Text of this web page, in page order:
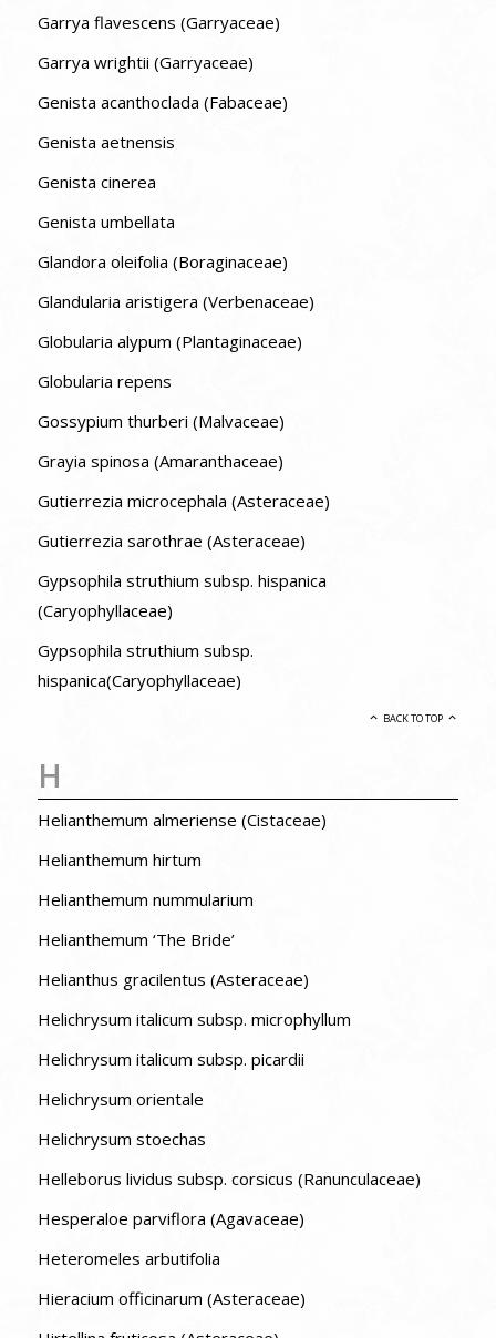
Garrya flavescens (Garryaceae)
Garrya wrightii (Garryaceae)
Genista acanthoclada (Fabaceae)
Genista aetnensis
Genista cinerea
Genista umbellata
Glandora oleifolia (Boraginaceae)
Glandularia aristigera (Verbenaceae)
Globularia alypum (Plantaginaceae)
Globularia repens
Gossypium thurberi (Malvaceae)
Grayia spinosa (Amaranthaceae)
Gutierrezia microcephala (Asteraceae)
Gutierrezia sarothrae (Asteraceae)
Gypsophila struthium subsp. hispanica
(Caryophyllaceae)
Gypsophila struthium subsp.
hispanica(Caryophyllaceae)
BACK TO TOP
H
Helianthemum almeriense (Cistaceae)
Helianthemum hirtum
Helianthemum nummularium
Helianthemum ‘The Bride’
Helianthus gracilentus (Asteraceae)
Helichrysum italicum subsp. microphyllum
Helichrysum italicum subsp. picardii
Helichrysum orientale
Helichrysum stoechas
Helleborus lividus subsp. corsicus (Ranunculaceae)
Hesperaloe parviflora (Agavaceae)
Heteromeles arbutifolia
Hieracium officinarum (Asteraceae)